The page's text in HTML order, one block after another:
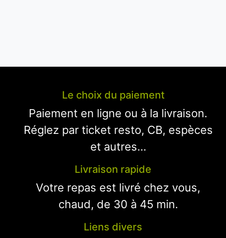
Le choix du paiement
Paiement en ligne ou à la livraison.
Réglez par ticket resto, CB, espèces
et autres...
Livraison rapide
Votre repas est livré chez vous,
chaud, de 30 à 45 min.
Liens divers